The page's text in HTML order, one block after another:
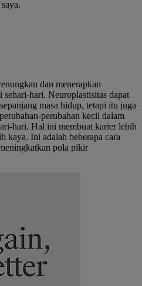
dan menerapkan
hari. Neuroplastisitas dapat
masa hidup, tetapi itu juga
perubahan kecil dalam
hari. Hal ini membuat karier lebih
kaya. Ini adalah beberapa cara
pola pikir